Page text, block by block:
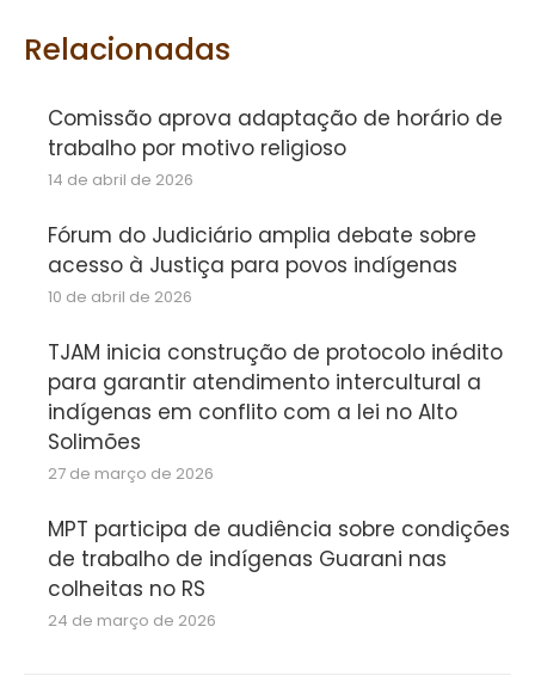
Relacionadas
Comissão aprova adaptação de horário de
trabalho por motivo religioso
14 de abril de 2026
Fórum do Judiciário amplia debate sobre
acesso à Justiça para povos indígenas
10 de abril de 2026
TJAM inicia construção de protocolo inédito
para garantir atendimento intercultural a
indígenas em conflito com a lei no Alto
Solimões
27 de março de 2026
MPT participa de audiência sobre condições
de trabalho de indígenas Guarani nas
colheitas no RS
24 de março de 2026